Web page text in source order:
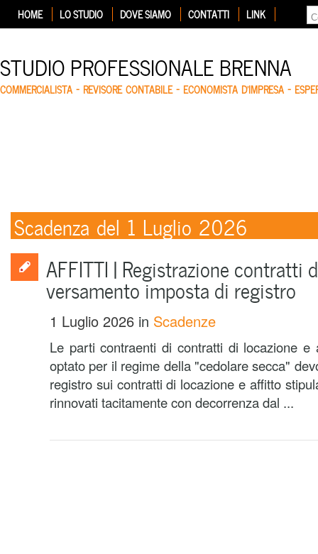
HOME LO STUDIO DOVE SIAMO CONTATTI LINK
STUDIO PROFESSIONALE BRENNA
COMMERCIALISTA – REVISORE CONTABILE – ECONOMISTA D'IMPRESA –
Scadenza del 1 Luglio 2026
AFFITTI | Registrazione contratti
versamento imposta di registro
1 Luglio 2026 in Scadenze
Le parti contraenti di contratti di locazione e
optato per il regime della "cedolare secca"
registro sui contratti di locazione e affitto
rinnovati tacitamente con decorrenza dal ...